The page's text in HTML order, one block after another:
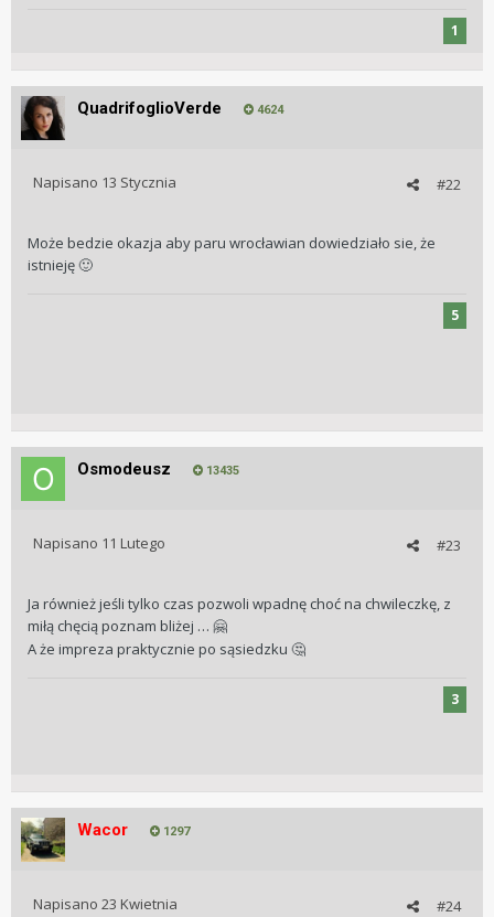
1
QuadrifoglioVerde 4624
#22
Napisano 13 Stycznia
Może bedzie okazja aby paru wrocławian dowiedziało sie, że
istnieję 🙂
5
Osmodeusz 13435
#23
Napisano 11 Lutego
Ja również jeśli tylko czas pozwoli wpadnę choć na chwileczkę, z
miłą chęcią poznam bliżej … 🤗
A że impreza praktycznie po sąsiedzku 🤔
3
Wacor 1297
#24
Napisano 23 Kwietnia